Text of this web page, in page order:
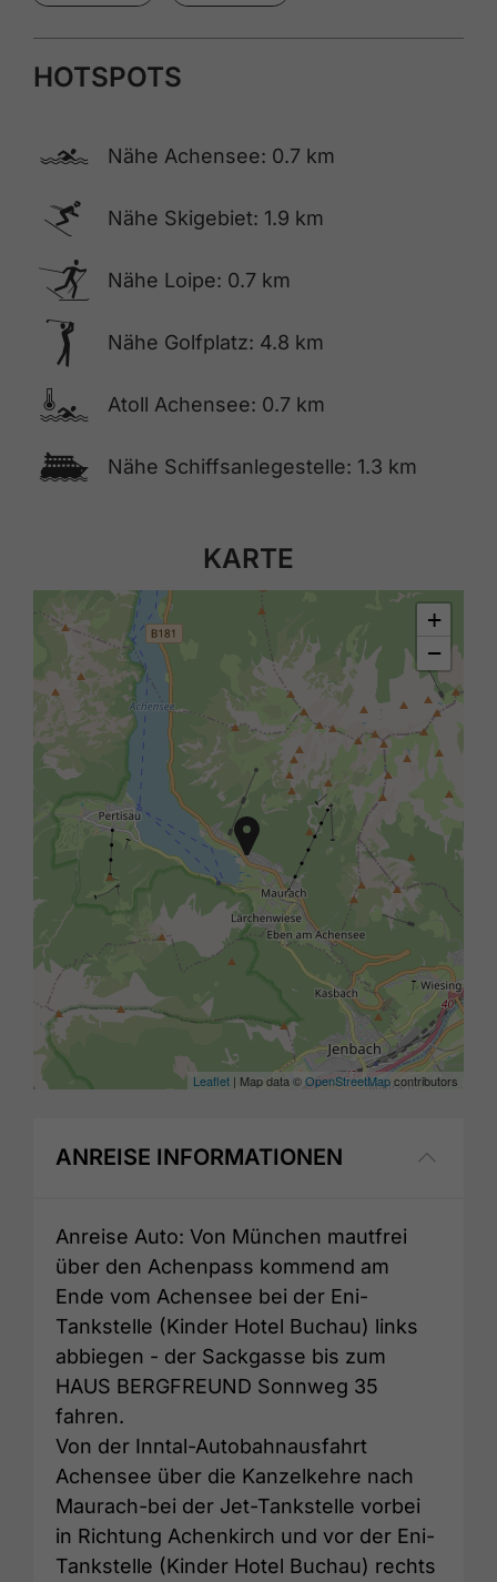
HOTSPOTS
🅐 Nähe Achensee: 0.7 km
🅆 Nähe Skigebiet: 1.9 km
🅇 Nähe Loipe: 0.7 km
🅢 Nähe Golfplatz: 4.8 km
🍳 Atoll Achensee: 0.7 km
🕑 Nähe Schiffsanlegestelle: 1.3 km
KARTE
+
−
Leaflet | Map data ©OpenStreetMapcontributors
ANREISE INFORMATIONEN
Anreise Auto: Von München mautfrei
über den Achenpass kommend am
Ende vom Achensee bei der Eni-
Tankstelle (Kinder Hotel Buchau) links
abbiegen - der Sackgasse bis zum
HAUS BERGFREUND Sonnweg 35
fahren.
Von der Inntal-Autobahnausfahrt
Achensee über die Kanzelkehre nach
Maurach-bei der Jet-Tankstelle vorbei
in Richtung Achenkirch und vor der Eni-
Tankstelle (Kinder Hotel Buchau) rechts